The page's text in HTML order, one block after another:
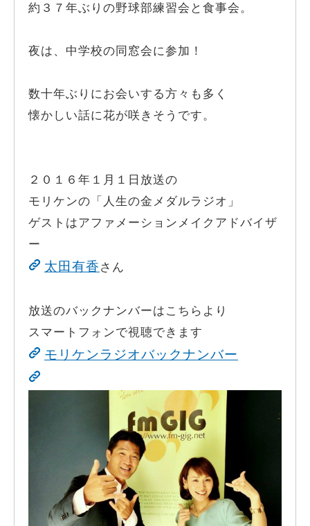
約３７年ぶりの野球部練習会と食事会。
夜は、中学校の同窓会に参加！
数十年ぶりにお会いする方々も多く
懐かしい話に花が咲きそうです。
２０１６年１月１日放送の
モリケンの「人生の金メダルラジオ」
ゲストはアファメーションメイクアドバイザ
ー
太田有香 さん
放送のバックナンバーはこちらより
スマートフォンで視聴できます
モリケンラジオバックナンバー